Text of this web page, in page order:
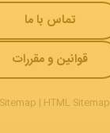
تماس با ما
قوانین و مقررات
| HTML Sitemap